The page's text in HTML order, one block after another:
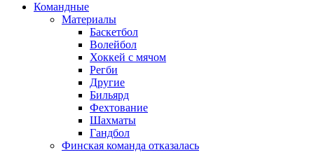
Командные
Материалы
Баскетбол
Волейбол
Хоккей с мячом
Регби
Другие
Бильярд
Фехтование
Шахматы
Гандбол
Финская команда отказалась